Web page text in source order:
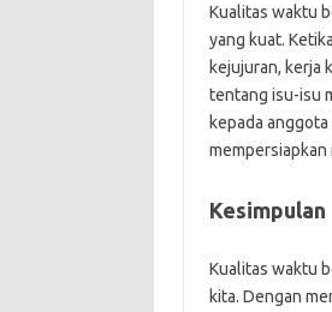
Kualitas waktu
yang kuat.
kejujuran, kerja
tentang isu-isu
kepada
mempersiapkan
Kesimpulan
Kualitas waktu
kita. Dengan